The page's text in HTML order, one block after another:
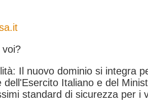
voi?
Il nuovo dominio si integra
dell'Esercito Italiano e del
standard di sicurezza per i